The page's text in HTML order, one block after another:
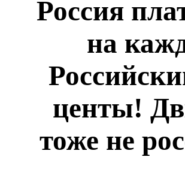
Россия
на
центы!
тоже не